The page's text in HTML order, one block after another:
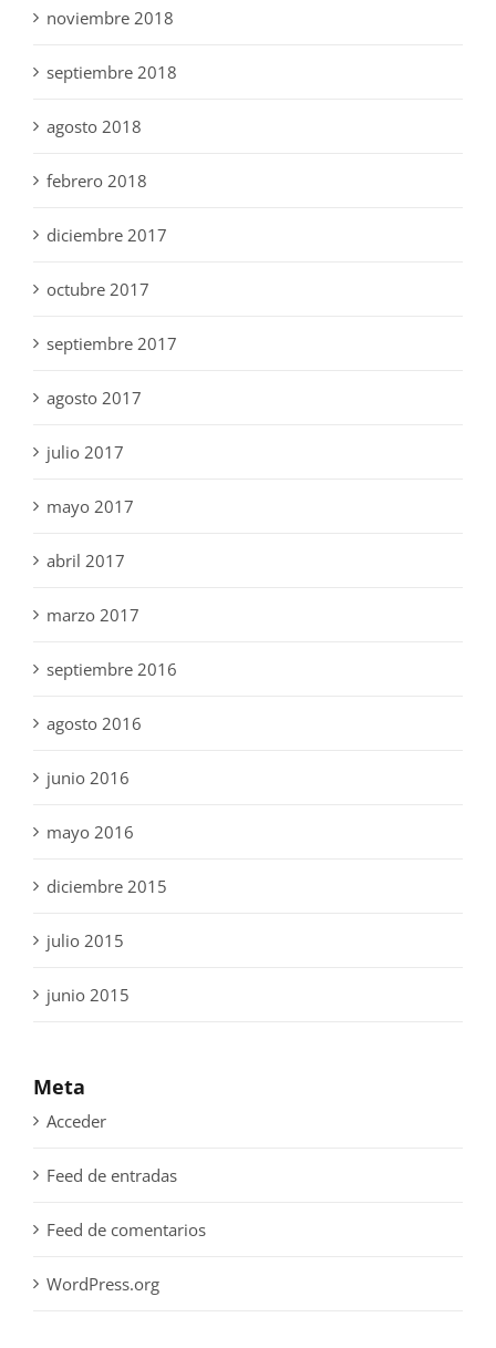
noviembre 2018
septiembre 2018
agosto 2018
febrero 2018
diciembre 2017
octubre 2017
septiembre 2017
agosto 2017
julio 2017
mayo 2017
abril 2017
marzo 2017
septiembre 2016
agosto 2016
junio 2016
mayo 2016
diciembre 2015
julio 2015
junio 2015
Meta
Acceder
Feed de entradas
Feed de comentarios
WordPress.org